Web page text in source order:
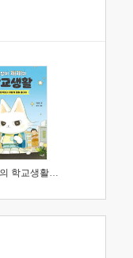
고양이 제제의 학교생활 1 : 초등학생이 이렇게 힘들 줄이야